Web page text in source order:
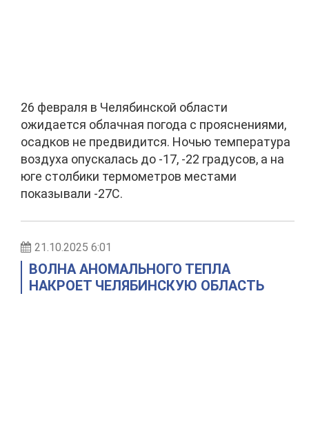
26 февраля в Челябинской области
ожидается облачная погода с прояснениями,
осадков не предвидится. Ночью температура
воздуха опускалась до -17, -22 градусов, а на
юге столбики термометров местами
показывали -27С.
21.10.2025 6:01
ВОЛНА АНОМАЛЬНОГО ТЕПЛА
НАКРОЕТ ЧЕЛЯБИНСКУЮ ОБЛАСТЬ